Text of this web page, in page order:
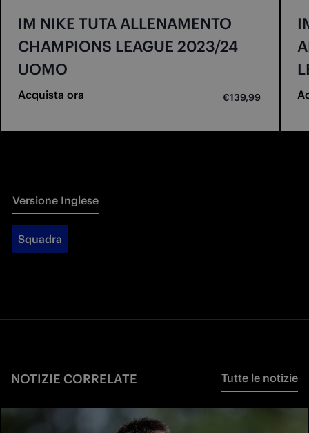
IM NIKE TUTA ALLENAMENTO
CHAMPIONS LEAGUE 2023/24
UOMO
Acquista ora €139,99
Versione Inglese
Squadra
NOTIZIE CORRELATE Tutte le notizie